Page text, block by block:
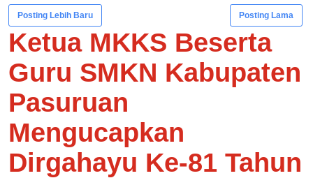
Posting Lebih Baru Posting Lama
Ketua MKKS Beserta
Guru SMKN Kabupaten
Pasuruan
Mengucapkan
Dirgahayu Ke-81 Tahun